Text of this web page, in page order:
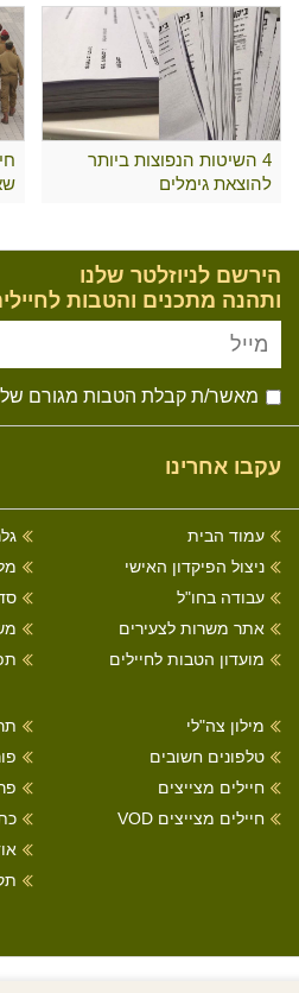
4 השיטות הנפוצות ביותר
להוצאת גימלים
הירשם לניוזלטר שלנו
ותהנה מתכנים והטבות
מאשר/ת קבלת הטבות מגורם
עקבו אחרינו
עמוד הבית
ניצול הפיקדון האישי
עבודה בחו"ל
אתר משרות לצעירים
מועדון הטבות לחיילים
מילון צה"לי
טלפונים חשובים
חיילים מצייצים
חיילים מצייצים VOD